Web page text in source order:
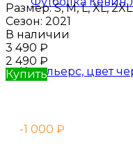
Размер:S, M, L, XL, 2XL
Сезон: 2021
В наличии
3 490 ₽
2 490 ₽
Купить
-1 000 ₽